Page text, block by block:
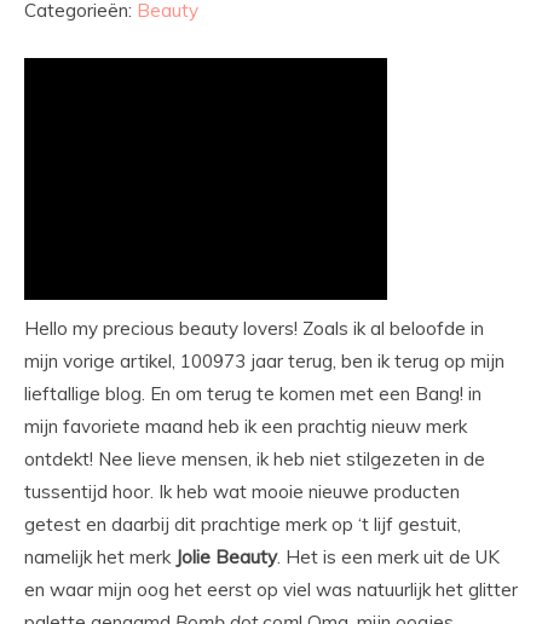
Categorieën: Beauty
Hello my precious beauty lovers! Zoals ik al beloofde in
mijn vorige artikel, 100973 jaar terug, ben ik terug op mijn
lieftallige blog. En om terug te komen met een Bang! in
mijn favoriete maand heb ik een prachtig nieuw merk
ontdekt! Nee lieve mensen, ik heb niet stilgezeten in de
tussentijd hoor. Ik heb wat mooie nieuwe producten
getest en daarbij dit prachtige merk op ‘t lijf gestuit,
namelijk het merk Jolie Beauty. Het is een merk uit de UK
en waar mijn oog het eerst op viel was natuurlijk het glitter